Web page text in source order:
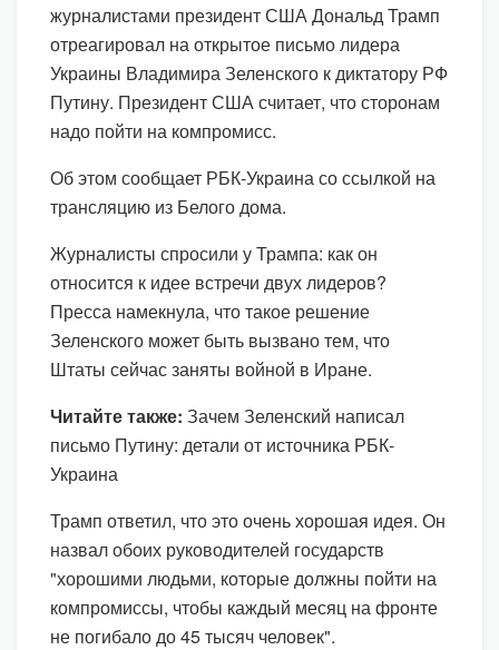
журналистами президент США Дональд Трамп
отреагировал на открытое письмо лидера
Украины Владимира Зеленского к диктатору РФ
Путину. Президент США считает, что сторонам
надо пойти на компромисс.
Об этом сообщает РБК-Украина со ссылкой на
трансляцию из Белого дома.
Журналисты спросили у Трампа: как он
относится к идее встречи двух лидеров?
Пресса намекнула, что такое решение
Зеленского может быть вызвано тем, что
Штаты сейчас заняты войной в Иране.
Читайте также: Зачем Зеленский написал
письмо Путину: детали от источника РБК-
Украина
Трамп ответил, что это очень хорошая идея. Он
назвал обоих руководителей государств
"хорошими людьми, которые должны пойти на
компромиссы, чтобы каждый месяц на фронте
не погибало до 45 тысяч человек".